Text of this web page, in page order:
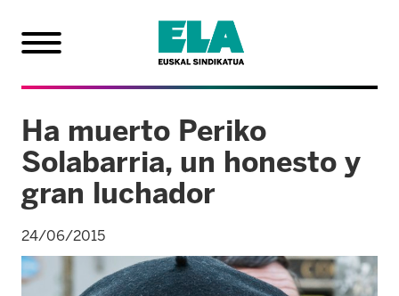
Ha muerto Periko
Solabarria, un honesto y
gran luchador
24/06/2015